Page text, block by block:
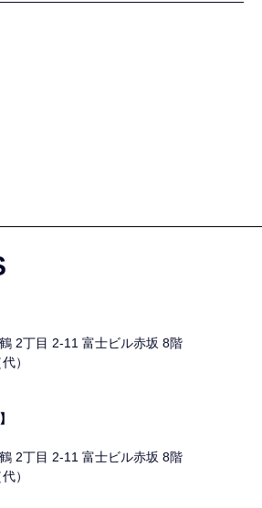
2丁目 2-11 富士ビル赤坂 8階
）
2丁目 2-11 富士ビル赤坂 8階
）